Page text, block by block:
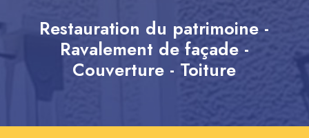
Restauration du patrimoine -
Ravalement de façade -
Couverture - Toiture